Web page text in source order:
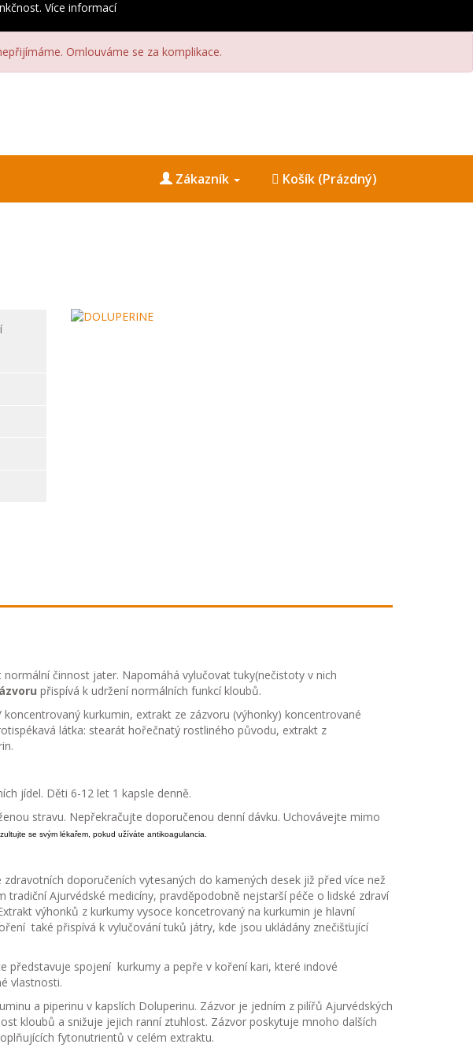
Více informací
Omlouváme se za komplikace.
Zákazník Košík (Prázdný)
činnost jater. Napomáhá vylučovat tuky(nečistoty v nich
přispívá k udržení normálních funkcí kloubů.
kurkumin, extrakt ze zázvoru (výhonky) koncentrované
látka: stearát hořečnatý rostliného původu, extrakt z
jídel. Děti 6-12 let 1 kapsle denně.
stravu. Nepřekračujte doporučenou denní dávku. Uchovávejte mimo
se svým lékařem, pokud užíváte antikoagulancia.
doporučeních vytesaných do kamených desek již před více než
Ajurvédské medicíny, pravděpodobně nejstarší péče o lidské zdraví
výhonků z kurkumy vysoce koncetrovaný na kurkumin je hlavní
také přispívá k vylučování tuků játry, kde jsou ukládány znečišťující
představuje spojení kurkumy a pepře v koření kari, které indové
vlastnosti.
a piperinu v kapslích Doluperinu. Zázvor je jedním z pilířů Ajurvédských
kloubů a snižuje jejich ranní ztuhlost. Zázvor poskytuje mnoho dalších
fytonutrientů v celém extraktu.